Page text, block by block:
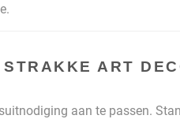
ART
aan te passen.